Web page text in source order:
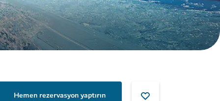
Hemen rezervasyon yaptırın